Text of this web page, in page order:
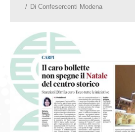
Di Confesercenti Modena